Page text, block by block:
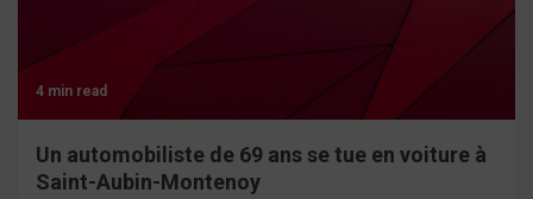
4 min read
Un automobiliste de 69 ans se tue en voiture à
Saint-Aubin-Montenoy